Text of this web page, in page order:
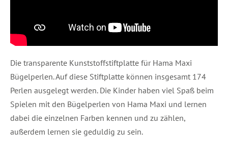
Die transparente Kunststoffstiftplatte für Hama Maxi
Bügelperlen. Auf diese Stiftplatte können insgesamt 174
Perlen ausgelegt werden. Die Kinder haben viel Spaß beim
Spielen mit den Bügelperlen von Hama Maxi und lernen
dabei die einzelnen Farben kennen und zu zählen,
außerdem lernen sie geduldig zu sein.